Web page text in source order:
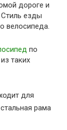
дороге и
Стиль езды
велосипеда.
по
таких
для
рама